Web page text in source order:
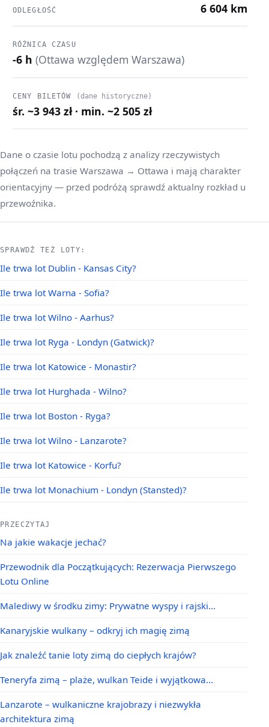
ODLEGŁOŚĆ 6 604 km
RÓŻNICA CZASU
-6 h (Ottawa względem Warszawa)
CENY BILETÓW (dane historyczne)
śr. ~3 943 zł · min. ~2 505 zł
Dane o czasie lotu pochodzą z analizy rzeczywistych
połączeń na trasie Warszawa → Ottawa i mają charakter
orientacyjny — przed podróżą sprawdź aktualny rozkład u
przewoźnika.
SPRAWDŹ TEŻ LOTY:
Ile trwa lot Dublin - Kansas City?
Ile trwa lot Warna - Sofia?
Ile trwa lot Wilno - Aarhus?
Ile trwa lot Ryga - Londyn (Gatwick)?
Ile trwa lot Katowice - Monastir?
Ile trwa lot Hurghada - Wilno?
Ile trwa lot Boston - Ryga?
Ile trwa lot Wilno - Lanzarote?
Ile trwa lot Katowice - Korfu?
Ile trwa lot Monachium - Londyn (Stansted)?
PRZECZYTAJ
Na jakie wakacje jechać?
Przewodnik dla Początkujących: Rezerwacja Pierwszego
Lotu Online
Malediwy w środku zimy: Prywatne wyspy i rajski…
Kanaryjskie wulkany – odkryj ich magię zimą
Jak znaleźć tanie loty zimą do ciepłych krajów?
Teneryfa zimą – plaże, wulkan Teide i wyjątkowa…
Lanzarote – wulkaniczne krajobrazy i niezwykła
architektura zimą